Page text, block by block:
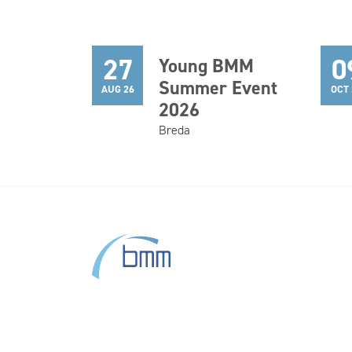
27
AUG 26
Young BMM
Summer Event
2026
Breda
OCT